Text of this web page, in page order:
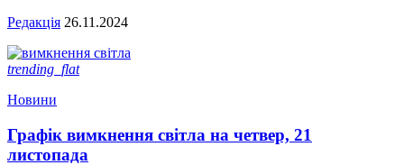
Редакція 26.11.2024
trending_flat
Новини
Графік вимкнення світла на четвер, 21
листопада